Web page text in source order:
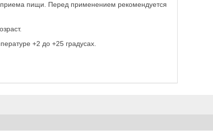
пищи. Перед применением рекомендуется
+2 до +25 градусах.